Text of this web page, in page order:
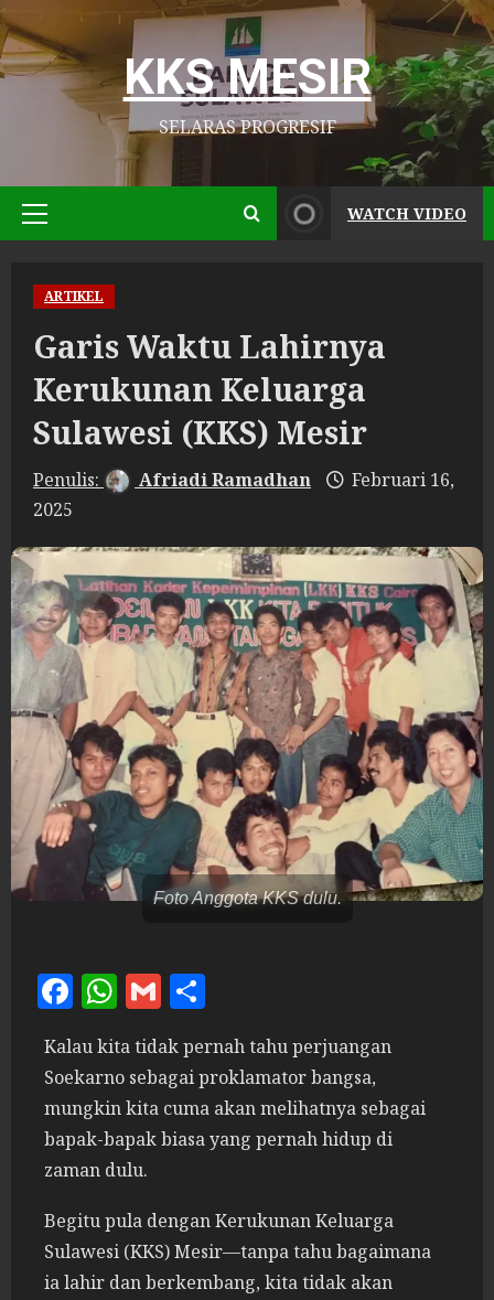
Skip
to
content
KKS MESIR
SELARAS PROGRESIF
Primary
WATCH VIDEO
ARTIKEL
Garis Waktu Lahirnya
Kerukunan Keluarga
Sulawesi (KKS) Mesir
Afriadi Ramadhan
Februari 16,
2025
Foto Anggota KKS dulu.
Facebook
WhatsApp
Gmail
Kalau kita tidak pernah tahu perjuangan
Soekarno sebagai proklamator bangsa,
mungkin kita cuma akan melihatnya sebagai
bapak-bapak biasa yang pernah hidup di
zaman dulu.
Begitu pula dengan Kerukunan Keluarga
Sulawesi (KKS) Mesir—tanpa tahu bagaimana
ia lahir dan berkembang, kita tidak akan